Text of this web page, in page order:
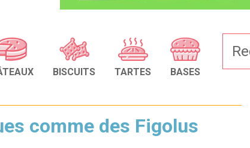
BISCUITS TARTES BASES
comme des Figolus